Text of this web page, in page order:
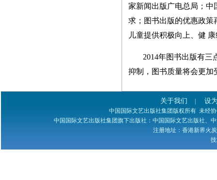
家新闻出版广电总局；中
求；图书出版的优惠政策
儿童提供积极向上、健
2014年图书出版有
抑制，图书质量将会更加
关于我们 设
中国国际文艺出版社集团版权所有 未经
中国国际文艺出版社集团旗下出版社：中国国际文艺出版社、
注册地址：香港新界火